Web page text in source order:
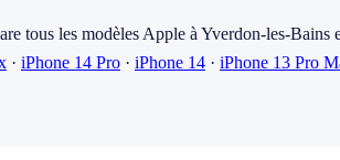
tous les modèles Apple à Yverdon-les-Bains
· iPhone 14 Pro · iPhone 14 · iPhone 13 Pro